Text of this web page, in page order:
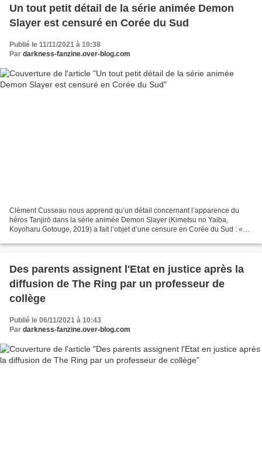
Un tout petit détail de la série animée Demon
Slayer est censuré en Corée du Sud
Publié le 11/11/2021 à 10:38
Par darkness-fanzine.over-blog.com
Clément Cusseau nous apprend qu’un détail concernant l’apparence du
héros Tanjirō dans la série animée Demon Slayer (Kimetsu no Yaiba,
Koyoharu Gotouge, 2019) a fait l’objet d’une censure en Corée du Sud : «
Des parents assignent l'Etat en justice après la
diffusion de The Ring par un professeur de
collège
Publié le 06/11/2021 à 10:43
Par darkness-fanzine.over-blog.com